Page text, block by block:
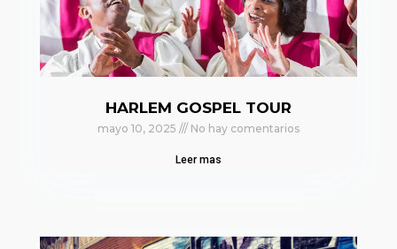
HARLEM GOSPEL TOUR
mayo 10, 2025 No hay comentarios
Leer mas